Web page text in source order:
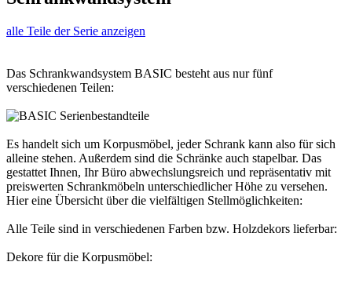
alle Teile der Serie anzeigen
Das Schrankwandsystem BASIC besteht aus nur fünf
verschiedenen Teilen:
Es handelt sich um Korpusmöbel, jeder Schrank kann also für sich
alleine stehen. Außerdem sind die Schränke auch stapelbar. Das
gestattet Ihnen, Ihr Büro abwechslungsreich und repräsentativ mit
preiswerten Schrankmöbeln unterschiedlicher Höhe zu versehen.
Hier eine Übersicht über die vielfältigen Stellmöglichkeiten:
Alle Teile sind in verschiedenen Farben bzw. Holzdekors lieferbar:
Dekore für die Korpusmöbel: